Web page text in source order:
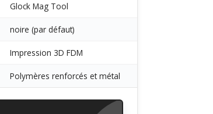
conception
Glock Mag Tool
noire (par défaut)
Impression 3D FDM
Polymères renforcés et métal